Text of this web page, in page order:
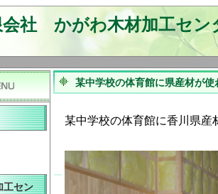
会社 かがわ木材加工セン
工セン
某中学校の体育館に県産材が使
某中学校の体育館に香川県産